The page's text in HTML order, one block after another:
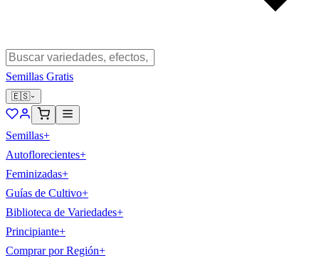
Semillas Gratis
🇪🇸
Semillas+
Autoflorecientes+
Feminizadas+
Guías de Cultivo+
Biblioteca de Variedades+
Principiante+
Comprar por Región+